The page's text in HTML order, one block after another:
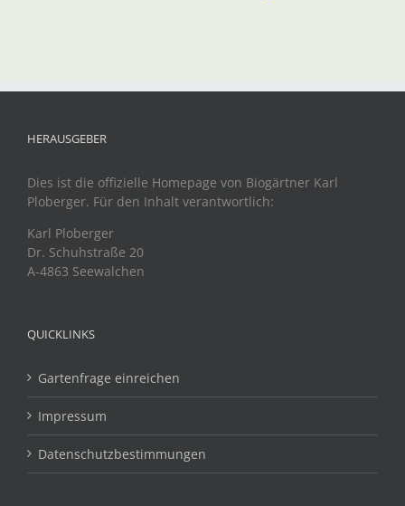
HERAUSGEBER
Dies ist die offizielle Homepage von Biogärtner Karl
Ploberger. Für den Inhalt verantwortlich:
Karl Ploberger
Dr. Schuhstraße 20
A-4863 Seewalchen
QUICKLINKS
Gartenfrage einreichen
Impressum
Datenschutzbestimmungen